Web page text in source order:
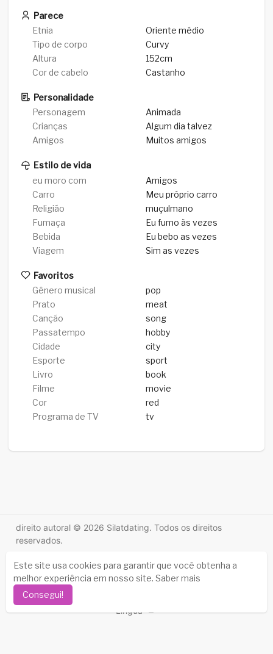
Este site usa cookies para garantir que você obtenha a
melhor experiência em nosso site. Saber mais
Consegui!
Parece
Etnia
Oriente médio
Tipo de corpo
Curvy
Altura
152cm
Cor de cabelo
Castanho
Personalidade
Personagem
Animada
Crianças
Algum dia talvez
Amigos
Muitos amigos
Estilo de vida
eu moro com
Amigos
Carro
Meu próprio carro
Religião
muçulmano
Fumaça
Eu fumo às vezes
Bebida
Eu bebo as vezes
Viagem
Sim as vezes
Favoritos
Gênero musical
pop
Prato
meat
Canção
song
Passatempo
hobby
Cidade
city
Esporte
sport
Livro
book
Filme
movie
Cor
red
Programa de TV
tv
direito autoral © 2026 Silatdating. Todos os direitos
reservados.
Histórias de sucesso - Sobre nós - Termos -
Política de Privacidade- Contato - Perguntas frequentes
Reembolso
Língua